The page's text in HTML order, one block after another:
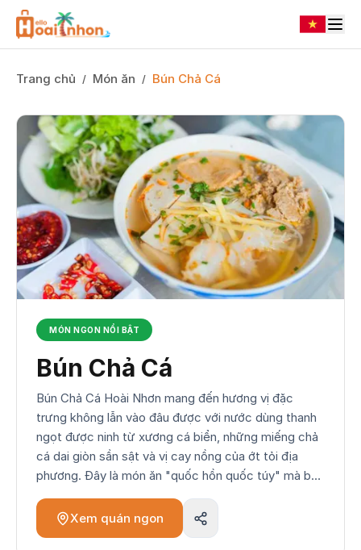
Trang chủ / Món ăn / Bún Chả Cá
MÓN NGON NỔI BẬT
Bún Chả Cá
Bún Chả Cá Hoài Nhơn mang đến hương vị đặc
trưng không lẫn vào đâu được với nước dùng thanh
ngọt được ninh từ xương cá biển, những miếng chả
cá dai giòn sần sật và vị cay nồng của ớt tỏi địa
phương. Đây là món ăn "quốc hồn quốc túy" mà bất
kỳ ai khi ghé thăm thị xã Hoài Nhơn cũng phải một
lần nếm thử để cảm nhận trọn vẹn phong vị mặn mòi
của biển cả miền Trung.
Xem quán ngon